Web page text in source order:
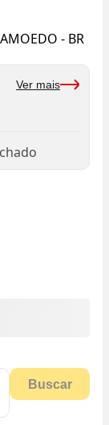
AMOEDO - BR
Ver mais
Buscar